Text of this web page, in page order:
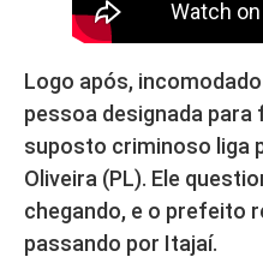
Logo após,
pessoa designada para
suposto criminoso liga
Oliveira (PL). Ele
chegando, e o prefeito
passando por Itajaí.